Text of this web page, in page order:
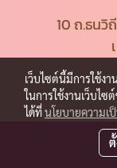
10 ถ.ธนวิ
©
เว็บไซต์นี้มีการใช้ง
ในการใช้งานเว็บไ
ได้ที่นโยบายความเ